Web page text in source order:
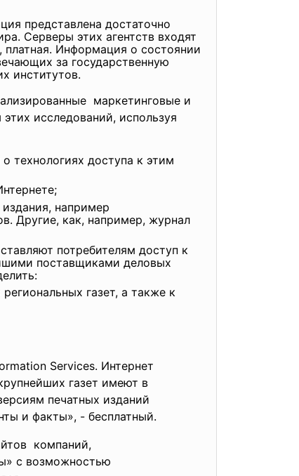
представлена достаточно
Серверы этих агентств входят
Информация о состоянии
за государственную
институтов.
маркетинговые и
исследований, используя
технологиях доступа к этим
например
Другие, как, например, журнал
потребителям доступ к
поставщиками деловых
газет, а также к
Services. Интернет
газет имеют в
печатных изданий
и факты», - бесплатный.
компаний,
с возможностью